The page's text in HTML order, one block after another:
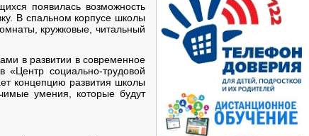
появилась возможность
В спальном корпусе школы
кружковые, читальный
в развитии в современное
социально-трудовой
концепцию развития школы
умения, которые будут